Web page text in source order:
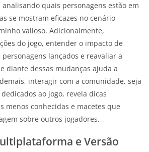
quais personagens estão em
se mostram eficazes no cenário
valioso. Adicionalmente,
do jogo, entender o impacto de
lançados e reavaliar a
diante dessas mudanças ajuda a
interagir com a comunidade, seja
ao jogo, revela dicas
menos conhecidas e macetes que
sobre outros jogadores.
e Versão